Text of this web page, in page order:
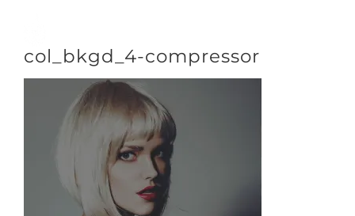
contenu
DÉCOUVRIR
VENIR
col_bkgd_4-compressor